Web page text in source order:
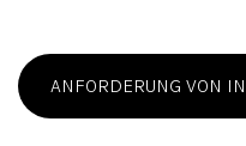
ANFORDERUNG VON